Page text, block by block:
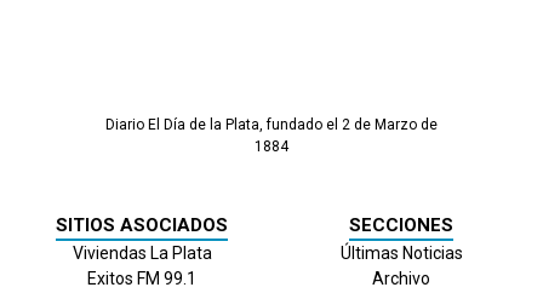
Diario El Día de la Plata, fundado el 2 de Marzo de
1884
SITIOS ASOCIADOS
Viviendas La Plata
Exitos FM 99.1
SECCIONES
Últimas Noticias
Archivo